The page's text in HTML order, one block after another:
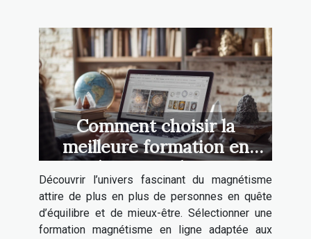
Comment choisir la
meilleure formation en
magnétisme en ligne pour
débutants
Découvrir l’univers fascinant du magnétisme
attire de plus en plus de personnes en quête
d’équilibre et de mieux-être. Sélectionner une
formation magnétisme en ligne adaptée aux